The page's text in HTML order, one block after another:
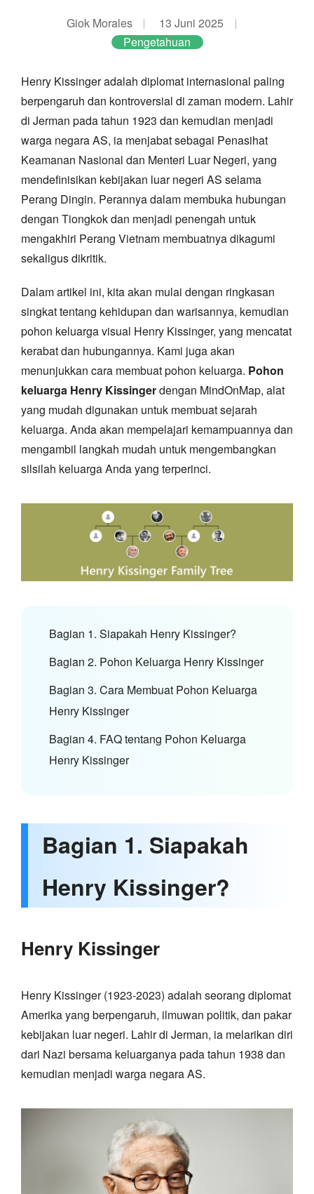
Giok Morales
13 Juni 2025
Pengetahuan
Henry Kissinger adalah diplomat internasional paling
berpengaruh dan kontroversial di zaman modern. Lahir
di Jerman pada tahun 1923 dan kemudian menjadi
warga negara AS, ia menjabat sebagai Penasihat
Keamanan Nasional dan Menteri Luar Negeri, yang
mendefinisikan kebijakan luar negeri AS selama
Perang Dingin. Perannya dalam membuka hubungan
dengan Tiongkok dan menjadi penengah untuk
mengakhiri Perang Vietnam membuatnya dikagumi
sekaligus dikritik.
Dalam artikel ini, kita akan mulai dengan ringkasan
singkat tentang kehidupan dan warisannya, kemudian
pohon keluarga visual Henry Kissinger, yang mencatat
kerabat dan hubungannya. Kami juga akan
menunjukkan cara membuat pohon keluarga. Pohon
keluarga Henry Kissingerdengan MindOnMap, alat
yang mudah digunakan untuk membuat sejarah
keluarga. Anda akan mempelajari kemampuannya dan
mengambil langkah mudah untuk mengembangkan
silsilah keluarga Anda yang terperinci.
Bagian 1. Siapakah Henry Kissinger?
Bagian 2. Pohon Keluarga Henry Kissinger
Bagian 3. Cara Membuat Pohon Keluarga
Henry Kissinger
Bagian 4. FAQ tentang Pohon Keluarga
Henry Kissinger
Bagian 1. Siapakah
Henry Kissinger?
Henry Kissinger
Henry Kissinger (1923-2023) adalah seorang diplomat
Amerika yang berpengaruh, ilmuwan politik, dan pakar
kebijakan luar negeri. Lahir di Jerman, ia melarikan diri
dari Nazi bersama keluarganya pada tahun 1938 dan
kemudian menjadi warga negara AS.